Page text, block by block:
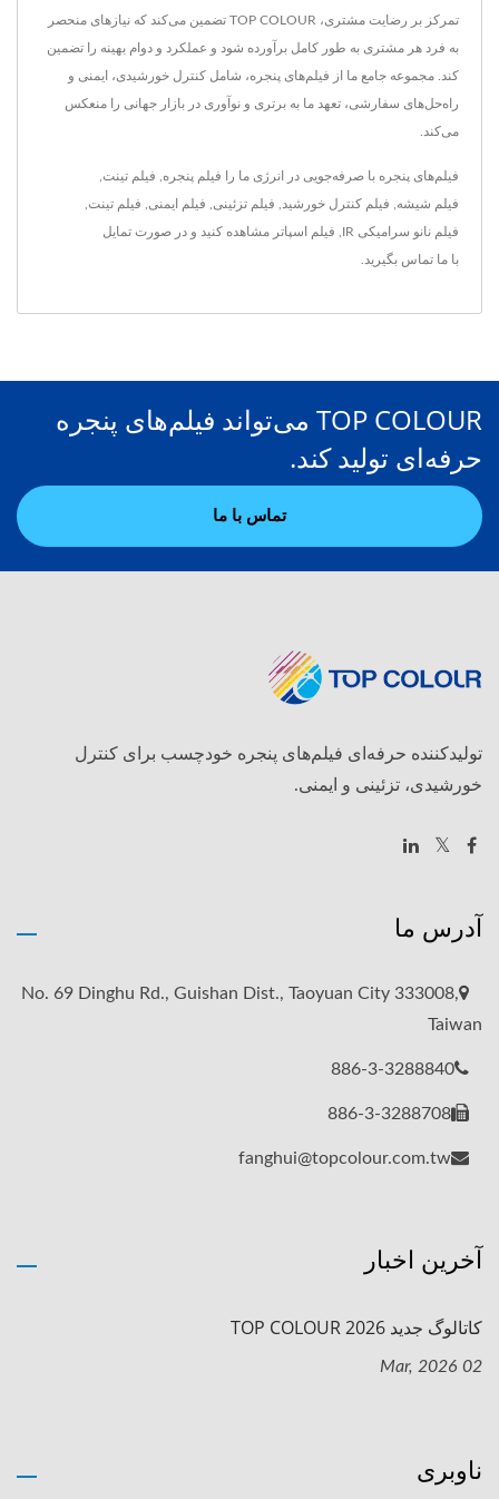
تمرکز بر رضایت مشتری، TOP COLOUR تضمین می‌کند که نیازهای منحصر
به فرد هر مشتری به طور کامل برآورده شود و عملکرد و دوام بهینه را تضمین
کند. مجموعه جامع ما از فیلم‌های پنجره، شامل کنترل خورشیدی، ایمنی و
راه‌حل‌های سفارشی، تعهد ما به برتری و نوآوری در بازار جهانی را منعکس
می‌کند.
فیلم‌های پنجره با صرفه‌جویی در انرژی ما را فیلم پنجره فیلم تینت
فیلم شیشه فیلم کنترل خورشید فیلم تزئینی فیلم ایمنی فیلم تینت
فیلم نانو سرامیکی IR فیلم اسپاتر مشاهده کنید و در صورت تمایل
با ما تماس بگیرید
TOP COLOUR می‌تواند فیلم‌های پنجره
حرفه‌ای تولید کند.
تماس با ما
تولیدکننده حرفه‌ای فیلم‌های پنجره خودچسب برای کنترل
خورشیدی، تزئینی و ایمنی.
آدرس ما
No. 69 Dinghu Rd., Guishan Dist., Taoyuan City 333008,
Taiwan
886-3-3288840
886-3-3288708
fanghui@topcolour.com.tw
آخرین اخبار
کاتالوگ جدید TOP COLOUR 2026
02 Mar, 2026
ناوبری